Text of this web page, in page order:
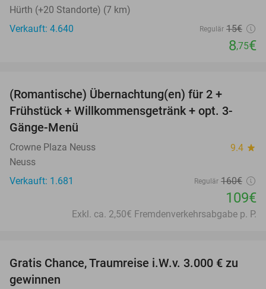
Hürth (+20 Standorte) (7 km)
Verkauft: 4.640
Regulär 15€
8,75€
(Romantische) Übernachtung(en) für 2 +
Frühstück + Willkommensgetränk + opt. 3-
Gänge-Menü
Crowne Plaza Neuss 9.4 star
Neuss
Verkauft: 1.681
Regulär 160€
109€
Exkl. ca. 2,50€ Fremdenverkehrsabgabe p. P.
Gratis Chance, Traumreise i.W.v. 3.000 € zu
gewinnen